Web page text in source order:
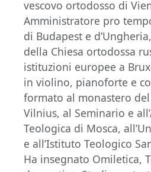
vescovo ortodosso di
Amministratore pro
di Budapest e
della Chiesa ortodossa
istituzioni europee a
in violino, pianoforte e
formato al monastero
Vilnius, al Seminario e
Teologica di Mosca,
e all’Istituto Teologico
Ha insegnato Omiletica,